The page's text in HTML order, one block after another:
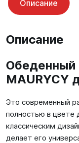
Описание
Описание
Обеденный
MAURYCY
Это современный
полностью в цвете
классическим
делает его